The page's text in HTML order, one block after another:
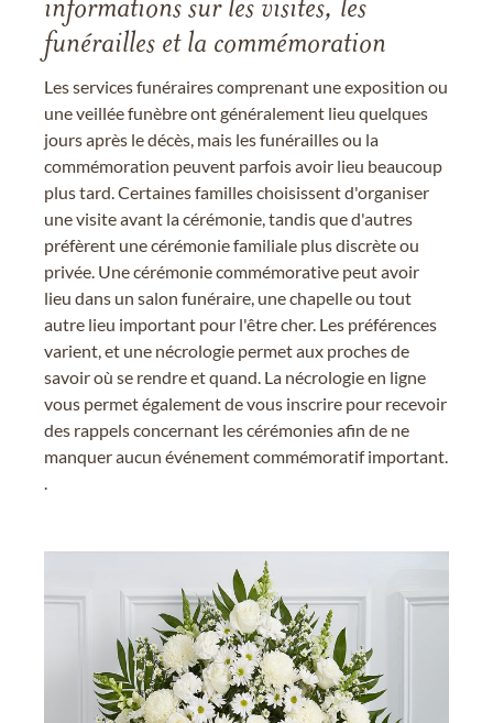
informations sur les visites, les
funérailles et la commémoration
Les services funéraires comprenant une exposition ou
une veillée funèbre ont généralement lieu quelques
jours après le décès, mais les funérailles ou la
commémoration peuvent parfois avoir lieu beaucoup
plus tard. Certaines familles choisissent d'organiser
une visite avant la cérémonie, tandis que d'autres
préfèrent une cérémonie familiale plus discrète ou
privée. Une cérémonie commémorative peut avoir
lieu dans un salon funéraire, une chapelle ou tout
autre lieu important pour l'être cher. Les préférences
varient, et une nécrologie permet aux proches de
savoir où se rendre et quand. La nécrologie en ligne
vous permet également de vous inscrire pour recevoir
des rappels concernant les cérémonies afin de ne
manquer aucun événement commémoratif important.